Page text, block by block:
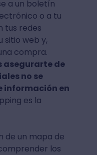
a un boletín
o a tu
tus redes
sitio web y,
compra.
asegurarte de
no se
información en
es la
de un mapa de
los